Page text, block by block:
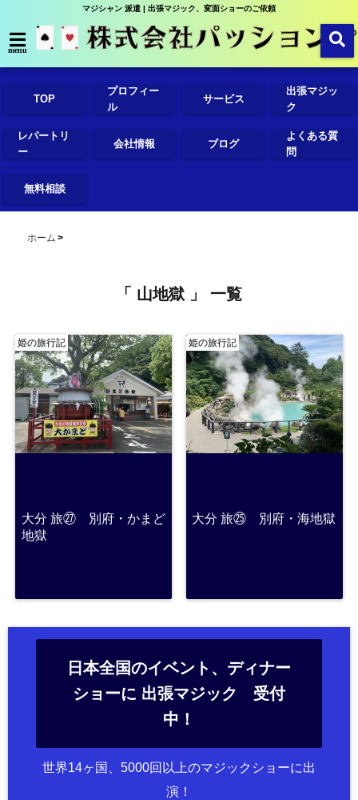
マジシャン 派遣 | 出張マジック、変面ショーのご依頼
menu
TOP
プロフィー
ル
サービス
出張マジッ
ク
レパートリ
ー
会社情報 ブログ
よくある質
問
無料相談
ホーム
「 山地獄 」 一覧
姫の旅行記
大分 旅㉗ 別府・かまど
地獄
姫の旅行記
大分 旅㉕ 別府・海地獄
日本全国のイベント、ディナー
ショーに 出張マジック 受付
中！
世界14ヶ国、5000回以上のマジックショーに出
演！